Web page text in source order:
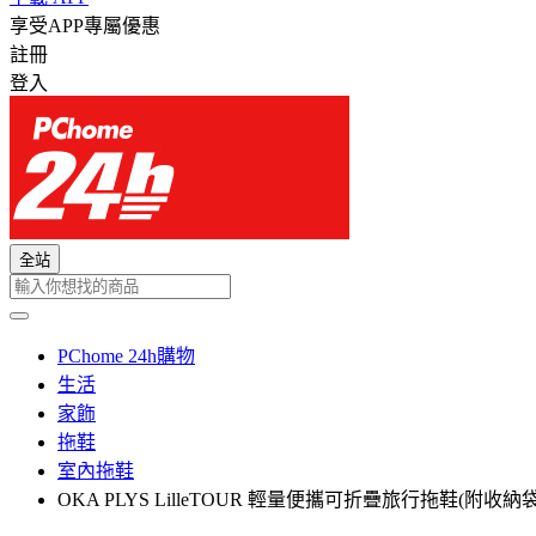
享受APP專屬優惠
註冊
登入
全站
PChome 24h購物
生活
家飾
拖鞋
室內拖鞋
OKA PLYS LilleTOUR 輕量便攜可折疊旅行拖鞋(附收納